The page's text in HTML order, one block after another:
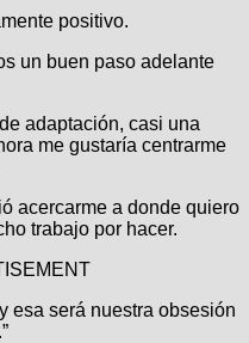
positivo.
un buen paso adelante
adaptación, casi una
me gustaría centrarme
acercarme a donde quiero
trabajo por hacer.
esa será nuestra obsesión